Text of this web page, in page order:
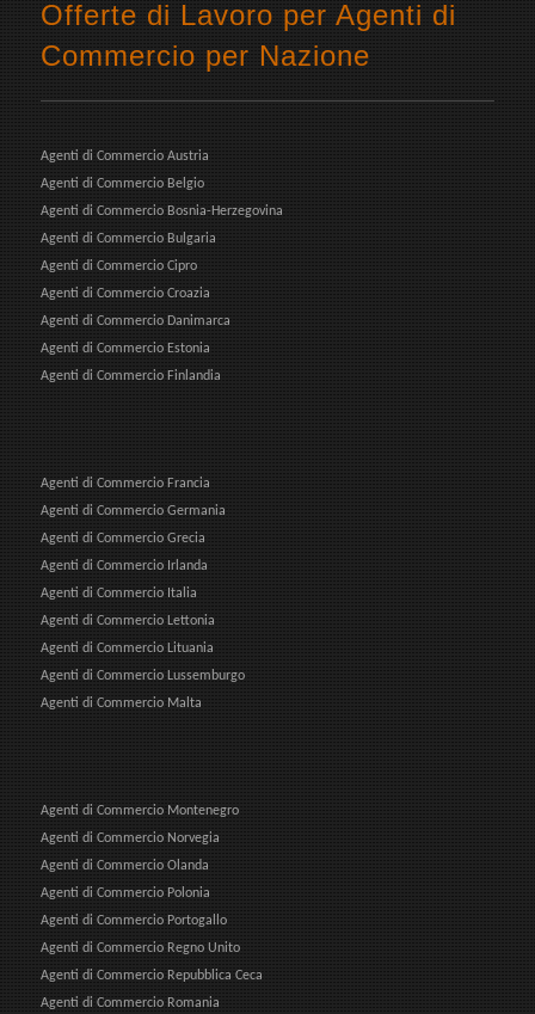
Offerte di Lavoro per Agenti di
Commercio per Nazione
Agenti di Commercio Austria
Agenti di Commercio Belgio
Agenti di Commercio Bosnia-Herzegovina
Agenti di Commercio Bulgaria
Agenti di Commercio Cipro
Agenti di Commercio Croazia
Agenti di Commercio Danimarca
Agenti di Commercio Estonia
Agenti di Commercio Finlandia
Agenti di Commercio Francia
Agenti di Commercio Germania
Agenti di Commercio Grecia
Agenti di Commercio Irlanda
Agenti di Commercio Italia
Agenti di Commercio Lettonia
Agenti di Commercio Lituania
Agenti di Commercio Lussemburgo
Agenti di Commercio Malta
Agenti di Commercio Montenegro
Agenti di Commercio Norvegia
Agenti di Commercio Olanda
Agenti di Commercio Polonia
Agenti di Commercio Portogallo
Agenti di Commercio Regno Unito
Agenti di Commercio Repubblica Ceca
Agenti di Commercio Romania